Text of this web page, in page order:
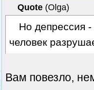
Quote (Olga)
Но депрессия -
человек
Вам повезло,